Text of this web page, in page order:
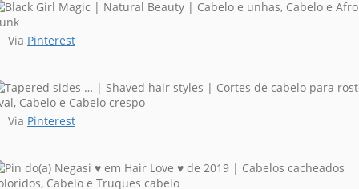
Via Pinterest
Via Pinterest